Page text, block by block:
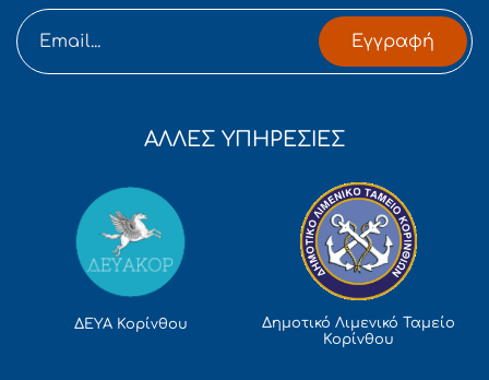
Εγγραφή
ΑΛΛΕΣ ΥΠΗΡΕΣΙΕΣ
ΔΕΥΑ Κορίνθου
Δημοτικό Λιμενικό Ταμείο
Κορίνθου